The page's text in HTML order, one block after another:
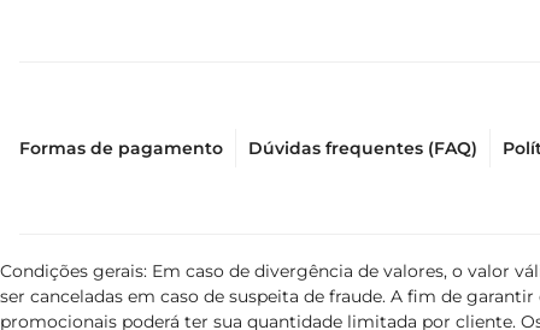
Formas de pagamento Dúvidas frequentes (FAQ)
Condições gerais: Em caso de divergência de valores, o valor
ser canceladas em caso de suspeita de fraude. A fim de
promocionais poderá ter sua quantidade limitada por cliente.